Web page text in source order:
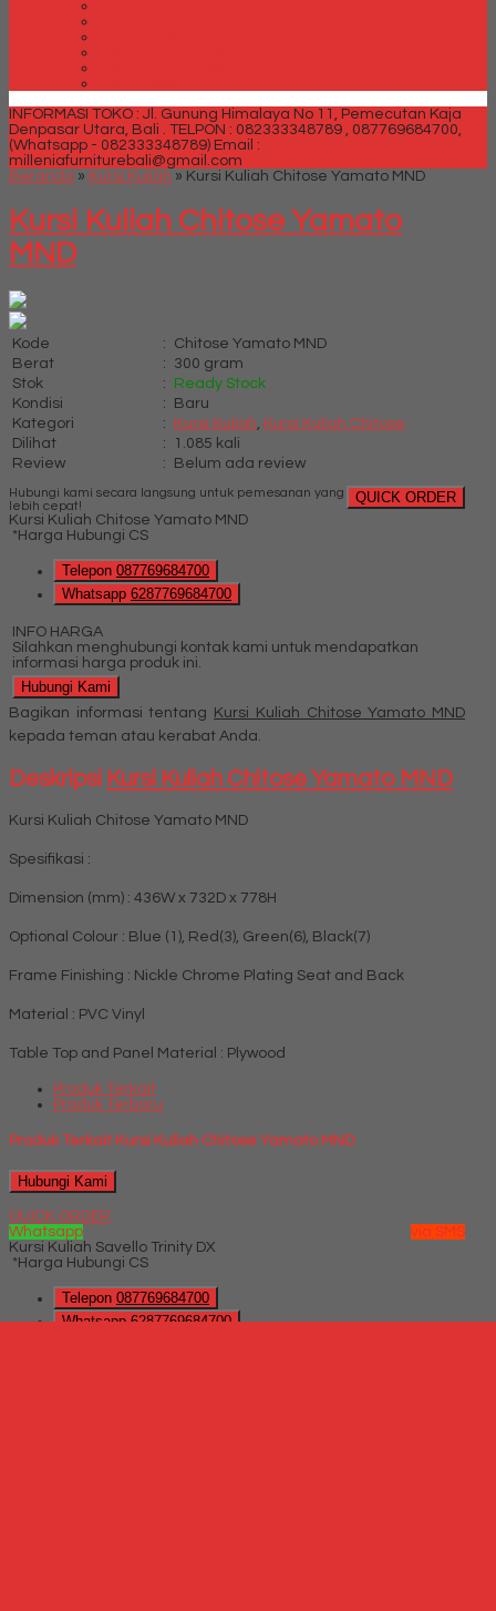
INFORMASI TOKO : Jl. Gunung Himalaya No 11, Pemecutan Kaja
Denpasar Utara, Bali . TELPON : 082333348789 , 087769684700,
(Whatsapp - 082333348789) Email :
milleniafurniturebali@gmail.com
Beranda » Kursi Kuliah » Kursi Kuliah Chitose Yamato MND
Kursi Kuliah Chitose Yamato
MND
Kode :
Chitose Yamato MND
Berat
:
300 gram
Stok
:
Ready Stock
Kondisi
:
Baru
Kategori
: Kursi Kuliah Kursi Kuliah Chitose
Dilihat
:
1.085 kali
Review
: Belum ada review
QUICK ORDER
Hubungi kami secara langsung untuk pemesanan yang
lebih cepat!
Kursi Kuliah Chitose Yamato MND
*Harga Hubungi CS
Telepon 087769684700
Whatsapp 6287769684700
INFO HARGA
Silahkan menghubungi kontak kami untuk mendapatkan
informasi harga produk ini.
Hubungi Kami
Bagikan informasi tentang Kursi Kuliah Chitose Yamato MND
kepada teman atau kerabat Anda.
Deskripsi Kursi Kuliah Chitose Yamato MND
Kursi Kuliah Chitose Yamato MND
Spesifikasi :
Dimension (mm) : 436W x 732D x 778H
Optional Colour : Blue (1), Red(3), Green(6), Black(7)
Frame Finishing : Nickle Chrome Plating Seat and Back
Material : PVC Vinyl
Table Top and Panel Material : Plywood
Produk Terkait
Produk Terbaru
Produk Terkait Kursi Kuliah Chitose Yamato MND
Hubungi Kami
QUICK ORDER
Whatsapp
via SMS
Kursi Kuliah Savello Trinity DX
*Harga Hubungi CS
Telepon 087769684700
Whatsapp 6287769684700